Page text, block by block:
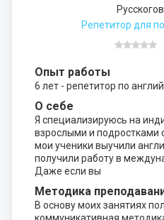
Репетитор для
Опыт работы
6 лет - репетитор по
О себе
Я специализируюсь на
взрослыми и подростками
мои ученики выучили
получили работу в
Даже если вы
Методика
В основу моих занятиях